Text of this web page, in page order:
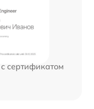
сертификатом